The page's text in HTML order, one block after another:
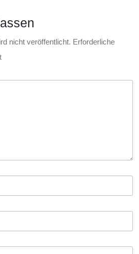
Ihrer
nicht veröffentlicht. Erforderliche